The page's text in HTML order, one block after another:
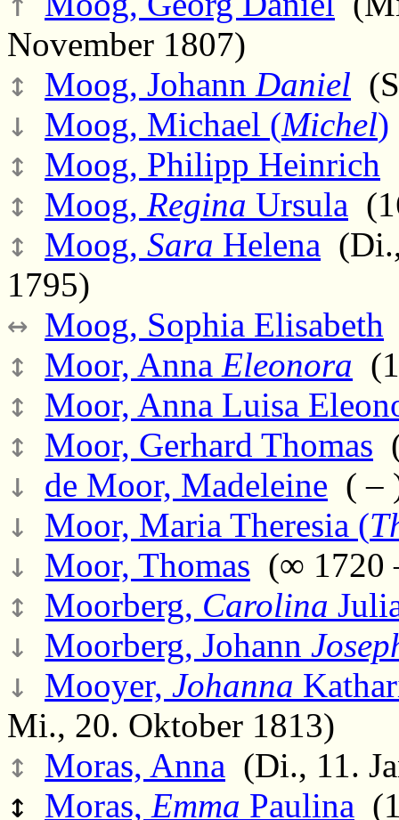
November 1807)
↕ Moog, Johann Daniel
↓ Moog, Michael (Michel)
↕ Moog, Philipp Heinrich
↕ Moog, Regina Ursula
↕ Moog, Sara Helena
1795)
↔ Moog, Sophia Elisabeth
↕ Moor, Anna Eleonora
↕ Moor, Anna Luisa
↕ Moor, Gerhard Thomas
↓ de Moor, Madeleine ( –
↓ Moor, Maria Theresia (
↓ Moor, Thomas (∞ 1720
↕ Moorberg, Carolina
↓ Moorberg, Johann
↓ Mooyer, Johanna
Mi., 20. Oktober 1813)
↕ Moras, Anna (Di., 11.
↕ Moras, Emma Paulina